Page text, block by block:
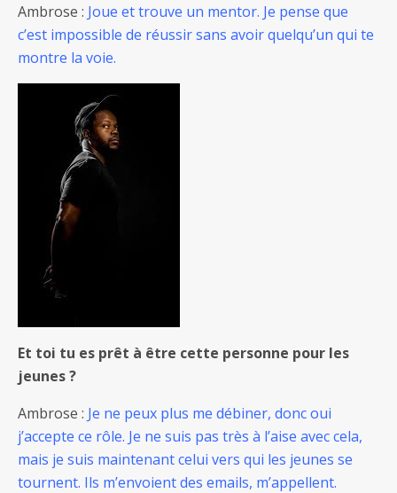
Ambrose : Joue et trouve un mentor. Je pense que
c’est impossible de réussir sans avoir quelqu’un qui te
montre la voie.
Et toi tu es prêt à être cette personne pour les
jeunes ?
Ambrose : Je ne peux plus me débiner, donc oui
j’accepte ce rôle. Je ne suis pas très à l’aise avec cela,
mais je suis maintenant celui vers qui les jeunes se
tournent. Ils m’envoient des emails, m’appellent.